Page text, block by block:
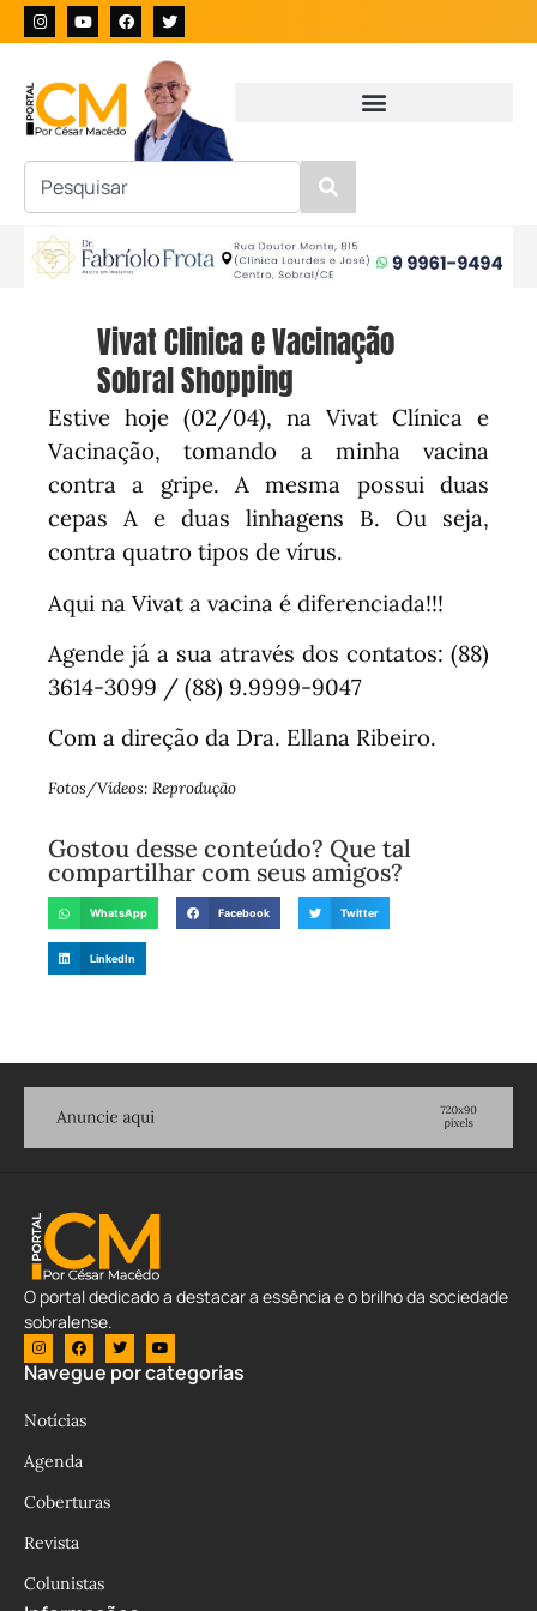
Vivat Clinica e Vacinação
Sobral Shopping
Estive hoje (02/04), na Vivat Clínica e
Vacinação, tomando a minha vacina
contra a gripe. A mesma possui duas
cepas A e duas linhagens B. Ou seja,
contra quatro tipos de vírus.
Aqui na Vivat a vacina é diferenciada!!!
Agende já a sua através dos contatos: (88)
3614-3099 / (88) 9.9999-9047
Com a direção da Dra. Ellana Ribeiro.
Fotos/Vídeos: Reprodução
Gostou desse conteúdo? Que tal
compartilhar com seus amigos?
WhatsApp Facebook Twitter
LinkedIn
O portal dedicado a destacar a essência e o brilho da sociedade
sobralense.
Navegue por categorias
Notícias
Agenda
Coberturas
Revista
Colunistas